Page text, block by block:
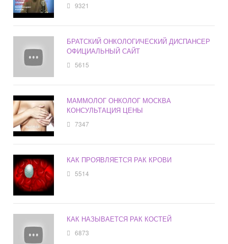
9321
БРАТСКИЙ ОНКОЛОГИЧЕСКИЙ ДИСПАНСЕР
ОФИЦИАЛЬНЫЙ САЙТ
5615
МАММОЛОГ ОНКОЛОГ МОСКВА
КОНСУЛЬТАЦИЯ ЦЕНЫ
7347
КАК ПРОЯВЛЯЕТСЯ РАК КРОВИ
5514
КАК НАЗЫВАЕТСЯ РАК КОСТЕЙ
6873